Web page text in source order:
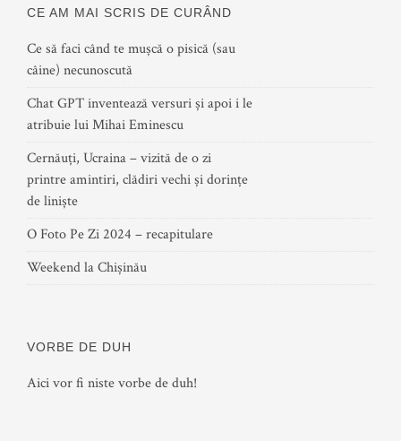
CE AM MAI SCRIS DE CURÂND
Ce să faci când te mușcă o pisică (sau
câine) necunoscută
Chat GPT inventează versuri și apoi i le
atribuie lui Mihai Eminescu
Cernăuți, Ucraina – vizită de o zi
printre amintiri, clădiri vechi și dorințe
de liniște
O Foto Pe Zi 2024 – recapitulare
Weekend la Chișinău
VORBE DE DUH
Aici vor fi niste vorbe de duh!